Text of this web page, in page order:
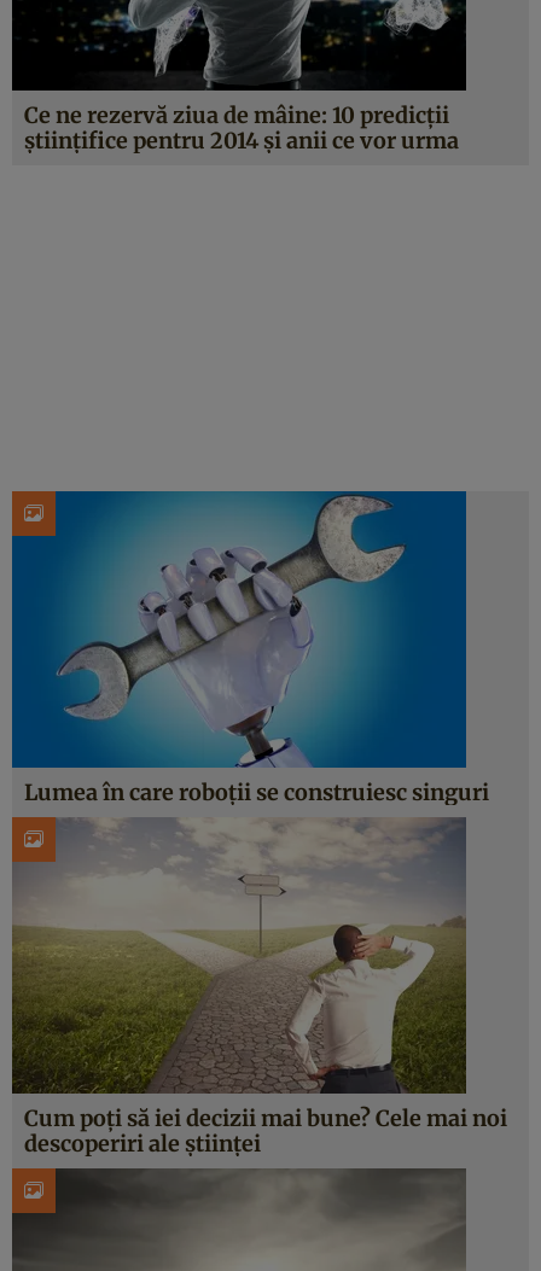
Ce ne rezervă ziua de mâine: 10 predicţii
ştiinţifice pentru 2014 şi anii ce vor urma
Lumea în care roboţii se construiesc singuri
Cum poţi să iei decizii mai bune? Cele mai noi
descoperiri ale ştiinţei